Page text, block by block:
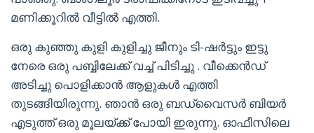
മണിക്കൂറിൽ വീട്ടിൽ എത്തി.
ഒരു കുഞ്ഞു കുളി കുളിച്ചു ജീനും ടി-ഷർട്ടും ഇട്ടു
നേരെ ഒരു പബ്ബിലേക്ക് വച്ച് പിടിച്ചു . വീക്കെൻഡ്
അടിച്ചു പൊളിക്കാൻ ആളുകൾ എത്തി
തുടങ്ങിയിരുന്നു. ഞാൻ ഒരു ബഡ്വൈസർ ബിയർ
എടുത്ത് ഒരു മൂലയ്ക്ക് പോയി ഇരുന്നു. ഓഫീസിലെ